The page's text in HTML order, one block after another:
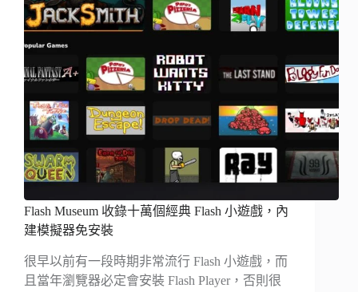
Flash Museum 收錄十萬個經典 Flash 小遊戲，內
建模擬器免安裝
很早以前有一段時期非常流行 Flash 小遊戲，而
且當年瀏覽器必定會安裝 Flash Player，否則很